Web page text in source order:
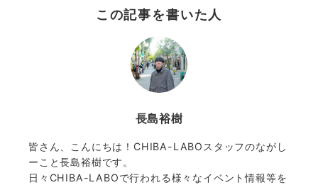
この記事を書いた人
長島裕樹
皆さん、こんにちは！CHIBA-LABOスタッフのながし
ーこと長島裕樹です。
日々CHIBA-LABOで行われる様々なイベント情報等を